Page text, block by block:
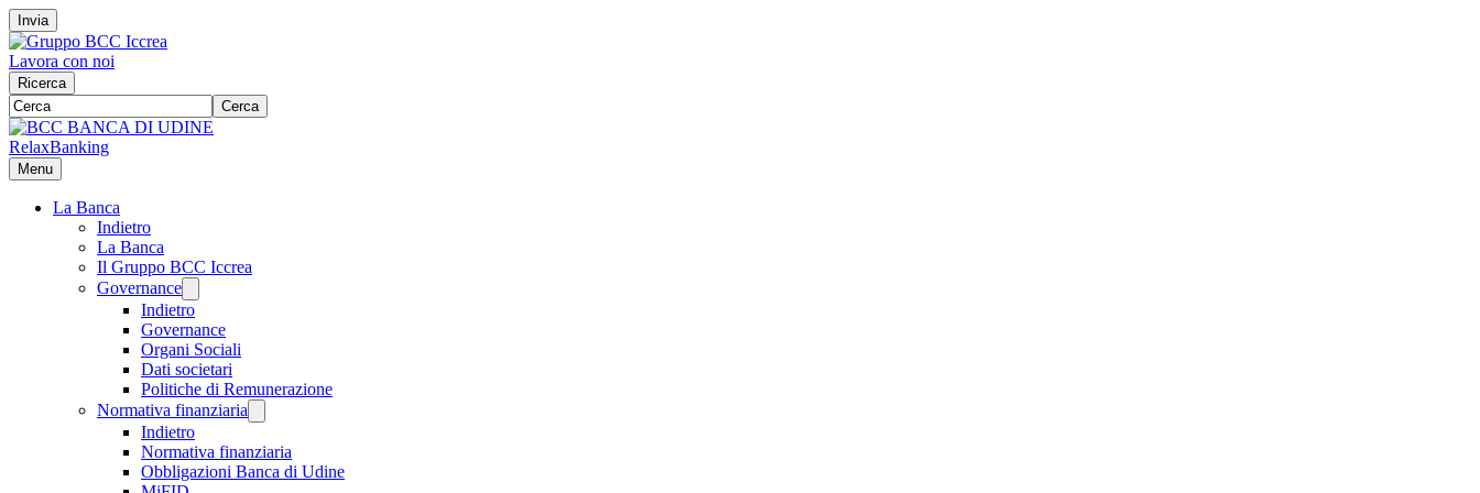
Invia
Lavora con noi
Ricerca
Cerca
RelaxBanking
Menu
La Banca
Indietro
La Banca
Il Gruppo BCC Iccrea
Governance
Indietro
Governance
Organi Sociali
Dati societari
Politiche di Remunerazione
Normativa finanziaria
Indietro
Normativa finanziaria
Obbligazioni Banca di Udine